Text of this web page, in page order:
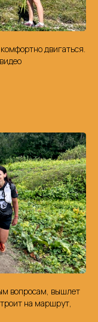
двигаться.
вопросам, вышлет
на маршрут,